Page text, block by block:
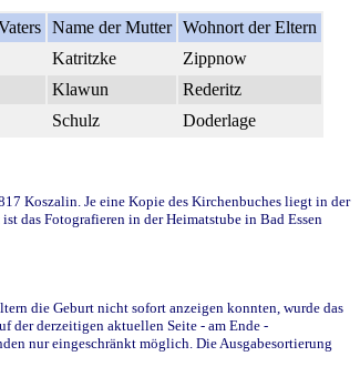
Name der Mutter Wohnort der Eltern
Katritzke
Zippnow
Klawun
Rederitz
Schulz Doderlage
Koszalin. Je eine Kopie des Kirchenbuches liegt in der
das Fotografieren in der Heimatstube in Bad Essen
die Geburt nicht sofort anzeigen konnten, wurde das
der derzeitigen aktuellen Seite - am Ende -
nur eingeschränkt möglich. Die Ausgabesortierung